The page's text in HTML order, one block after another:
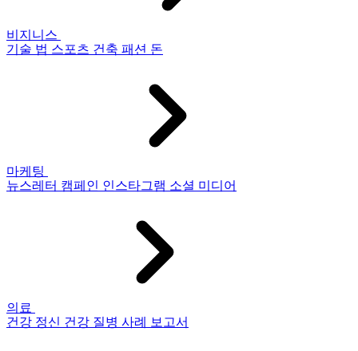
비지니스
기술 법 스포츠 건축 패션 돈
마케팅
뉴스레터 캠페인 인스타그램 소셜 미디어
의료
건강 정신 건강 질병 사례 보고서